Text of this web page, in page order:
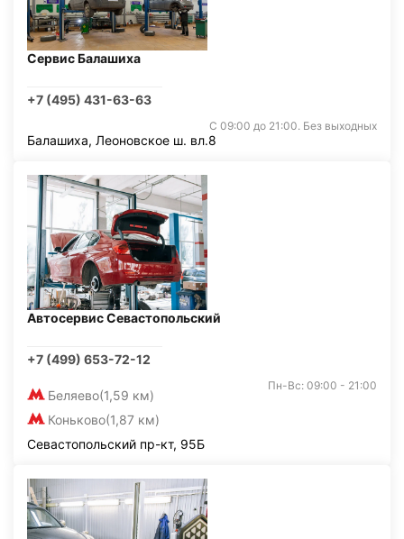
Сервис Балашиха
+7 (495) 431-63-63
С 09:00 до 21:00. Без выходных
Балашиха, Леоновское ш. вл.8
Автосервис Севастопольский
+7 (499) 653-72-12
Беляево(1,59 км)
Коньково(1,87 км)
Пн-Вс: 09:00 - 21:00
Севастопольский пр-кт, 95Б